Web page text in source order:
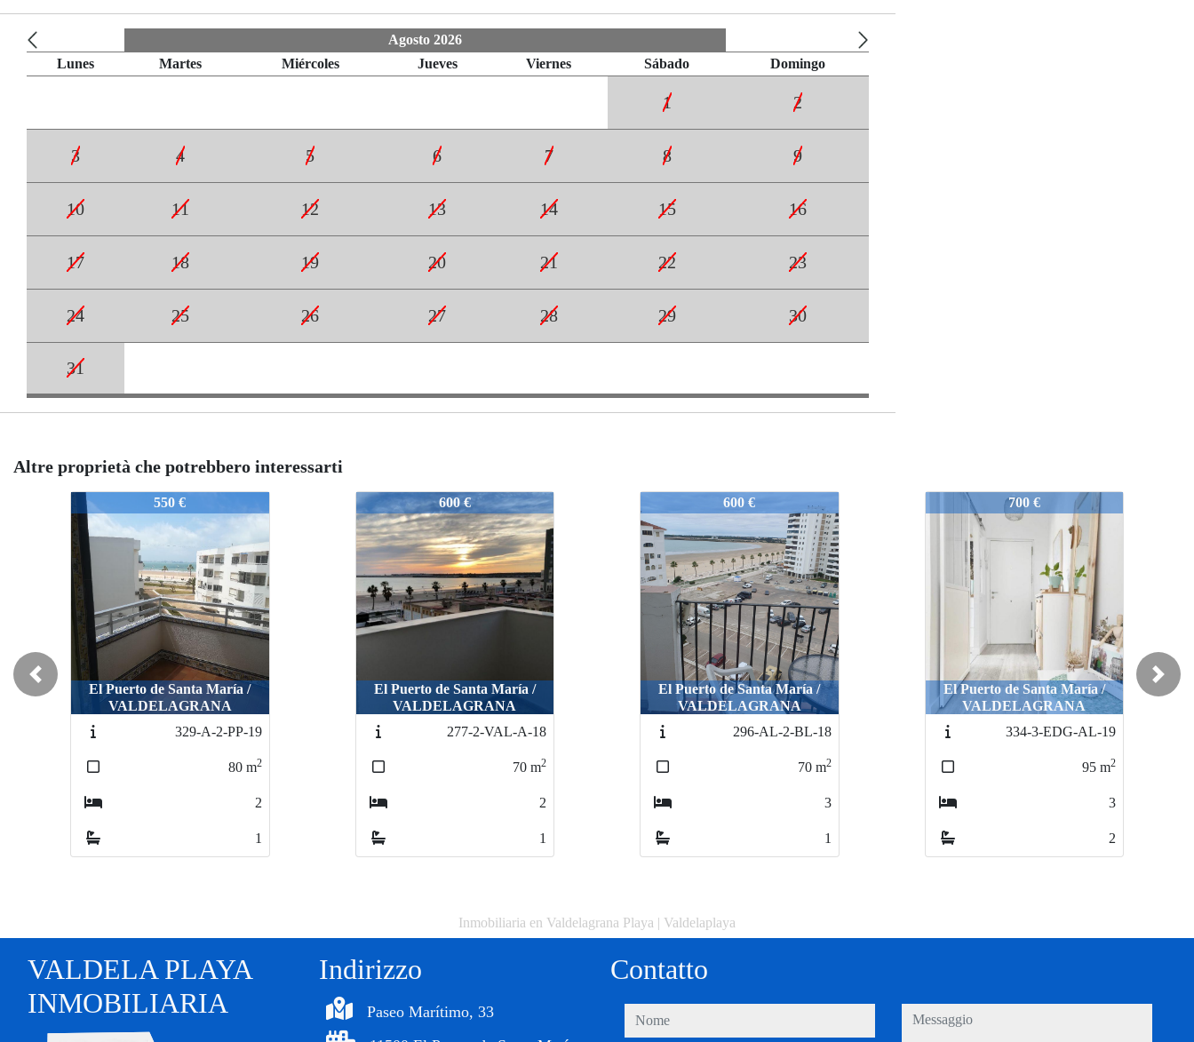
Agosto 2026
Lunes
Martes Miércoles Jueves Viernes Sábado Domingo
1 2
3 4 5 6 7 8 9
10 11 12 13 14 15 16
17 18 19 20 21 22 23
24 25 26 27 28 29 30
31
Altre proprietà che potrebbero interessarti
550-2-PP-AL-YV-24
600 €
El Puerto de Santa María /
VALDELAGRANA
277-2-VAL-A-18
70 m2
2
1
550-2-PP-AL-YV-24
600 €
El Puerto de Santa María /
VALDELAGRANA
296-AL-2-BL-18
70 m2
3
1
550-2-PP-AL-YV-24
700 €
El Puerto de Santa María /
VALDELAGRANA
334-3-EDG-AL-19
95 m2
3
2
550-2-PP-AL-YV-24
600 €
El Puerto de Santa María /
VALDELAGRANA
305-2-AL-BL-19
65 m2
2
1
Previous Next
Inmobiliaria en Valdelagrana Playa | Valdelaplaya
VALDELA PLAYA
INMOBILIARIA
Indirizzo
Paseo Marítimo, 33
Contatto
nome messaggio